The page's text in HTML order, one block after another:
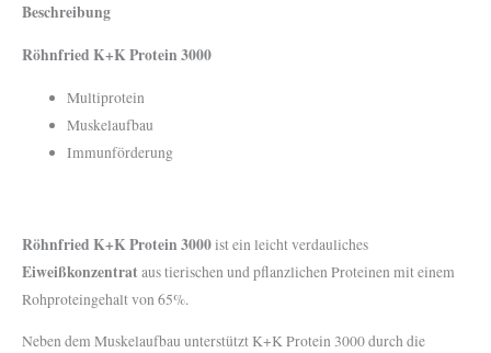
Beschreibung
Röhnfried K+K Protein 3000
Multiprotein
Muskelaufbau
Immunförderung
Röhnfried K+K Protein 3000ist ein leicht verdauliches
Eiweißkonzentrataus tierischen und pflanzlichen Proteinen mit einem
Rohproteingehalt von 65%.
Neben dem Muskelaufbau unterstützt K+K Protein 3000 durch die